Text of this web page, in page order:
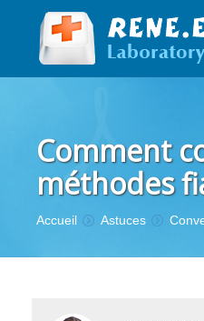
Comment
méthodes
Vous êtes ici :
Accueil Astuces